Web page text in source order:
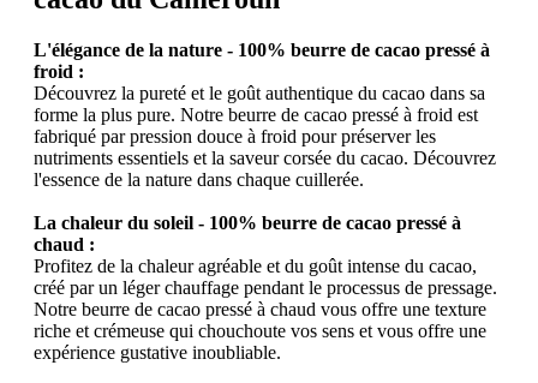
L'élégance de la nature - 100% beurre de cacao pressé à
froid :
Découvrez la pureté et le goût authentique du cacao dans sa
forme la plus pure. Notre beurre de cacao pressé à froid est
fabriqué par pression douce à froid pour préserver les
nutriments essentiels et la saveur corsée du cacao. Découvrez
l'essence de la nature dans chaque cuillerée.
La chaleur du soleil - 100% beurre de cacao pressé à
chaud :
Profitez de la chaleur agréable et du goût intense du cacao,
créé par un léger chauffage pendant le processus de pressage.
Notre beurre de cacao pressé à chaud vous offre une texture
riche et crémeuse qui chouchoute vos sens et vous offre une
expérience gustative inoubliable.